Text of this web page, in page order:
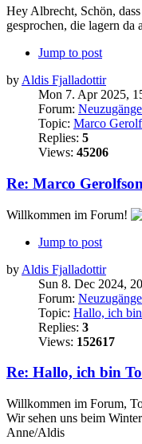
Hey Albrecht, Schön,
gesprochen, die lagern
Jump to post
by Aldis Fjalladottir
Mon 7. Apr 2025,
Forum:
Topic: Marco
Replies: 5
Views: 45206
Re: Marco
Willkommen im Forum!
Jump to post
by Aldis Fjalladottir
Sun 8. Dec 2024,
Forum:
Topic: Hallo, ich
Replies: 3
Views: 152617
Re: Hallo, ich bin
Willkommen im Forum,
Wir sehen uns beim
Anne/Aldis